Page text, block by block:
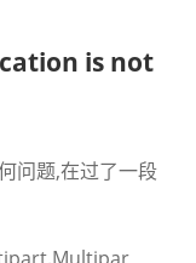
is not
问题,在过了一段